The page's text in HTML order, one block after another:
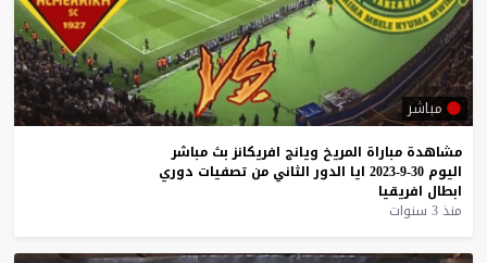
مباشر
مشاهدة مباراة المريخ ويانج افريكانز بث مباشر
اليوم 30-9-2023 ايا الدور الثاني من تصفيات دوري
ابطال افريقيا
منذ 3 سنوات